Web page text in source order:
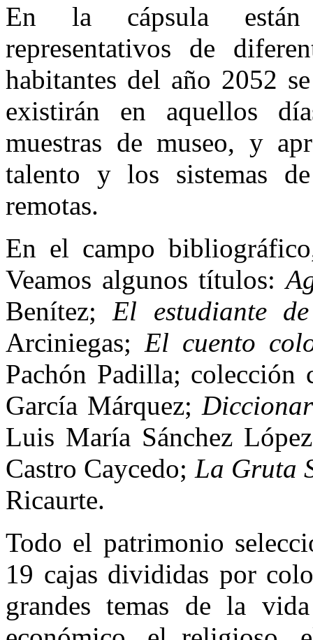
En la cápsula están
representativos de
habitantes del año 2052
existirán en aquellos
muestras de museo, y
talento y los sistemas
remotas.
En el campo
Veamos algunos títulos:
Benítez;El estudiante
Arciniegas;El cuento
Pachón Padilla; colección
García Márquez;
Luis María Sánchez
Castro Caycedo; La Gruta
Ricaurte.
Todo el patrimonio
19 cajas divididas por
grandes temas de la